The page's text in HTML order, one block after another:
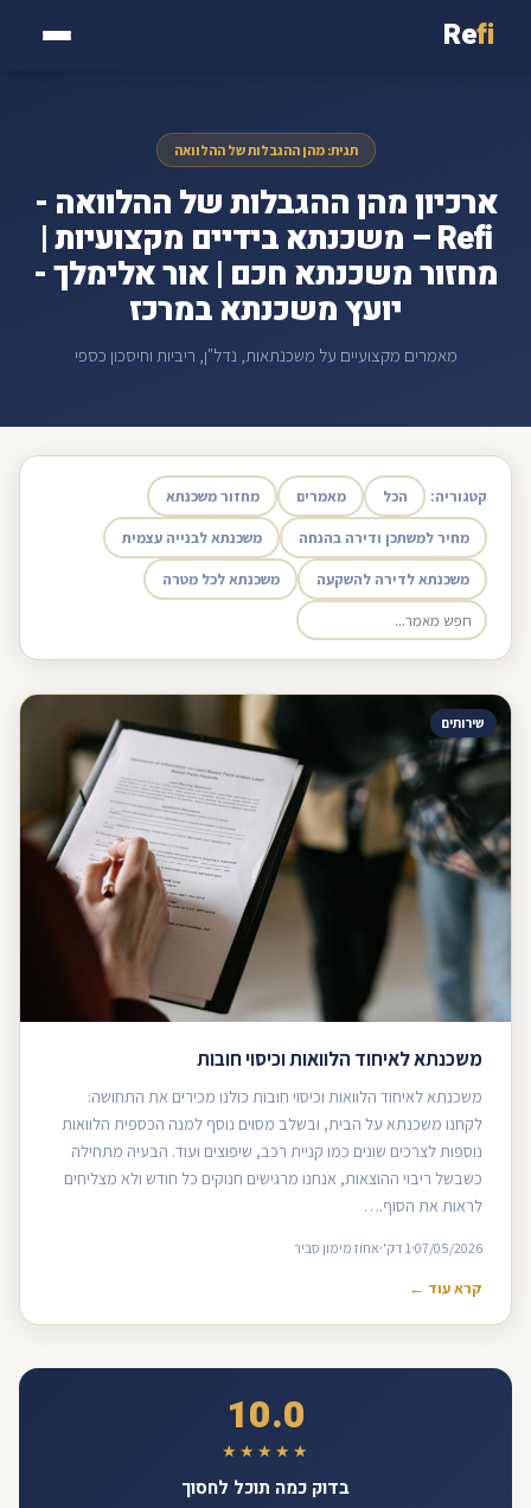
Refi
תגית: מהן ההגבלות של ההלוואה
ארכיון מהן ההגבלות של ההלוואה -
Refi – משכנתא בידיים מקצועיות |
מחזור משכנתא חכם | אור אלימלך -
יועץ משכנתא במרכז
מאמרים מקצועיים על משכנתאות, נדל"ן, ריביות וחיסכון כספי
קטגוריה: הכל מאמרים מחזור משכנתא
מחיר למשתכן ודירה בהנחה משכנתא לבנייה עצמית
משכנתא לדירה להשקעה משכנתא לכל מטרה
שירותים
משכנתא לאיחוד הלוואות וכיסוי חובות
משכנתא לאיחוד הלוואות וכיסוי חובות כולנו מכירים את התחושה:
לקחנו משכנתא על הבית, ובשלב מסוים נוסף למנה הכספית הלוואות
נוספות לצרכים שונים כמו קניית רכב, שיפוצים ועוד. הבעיה מתחילה
כשבשל ריבוי ההוצאות, אנחנו מרגישים חנוקים כל חודש ולא מצליחים
לראות את הסוף.…
07/05/2026 1 דק' אחוז מימון סביר
קרא עוד ←
10.0
★★★★★
בדוק כמה תוכל לחסוך